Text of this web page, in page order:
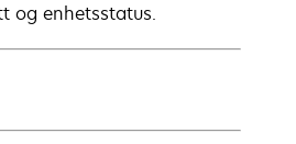
og enhetsstatus.